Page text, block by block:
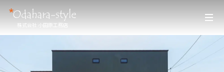
株式会社 小田原工務店